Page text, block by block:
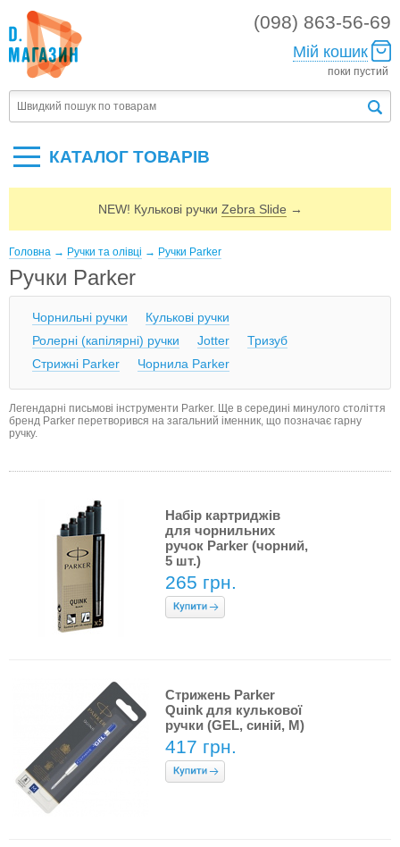
(098) 863-56-69
Мій кошик
поки пустий
КАТАЛОГ ТОВАРIВ
NEW! Кулькові ручки Zebra Slide →
Головна → Ручки та олівці → Ручки Parker
Ручки Parker
Чорнильні ручки
Кулькові ручки
Ролерні (капілярні) ручки
Jotter
Тризуб
Cтрижні Parker
Чорнила Parker
Легендарні письмові інструменти Parker. Ще в середині минулого століття
бренд Parker перетворився на загальний іменник, що позначає гарну
ручку.
Набір картриджів
для чорнильних
ручок Parker (чорний,
5 шт.)
265 грн.
Стрижень Parker
Quink для кулькової
ручки (GEL, синій, M)
417 грн.